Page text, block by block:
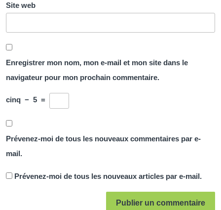
Site web
Enregistrer mon nom, mon e-mail et mon site dans le
navigateur pour mon prochain commentaire.
cinq − 5 =
Prévenez-moi de tous les nouveaux commentaires par e-
mail.
Prévenez-moi de tous les nouveaux articles par e-mail.